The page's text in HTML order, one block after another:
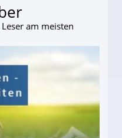
am meisten